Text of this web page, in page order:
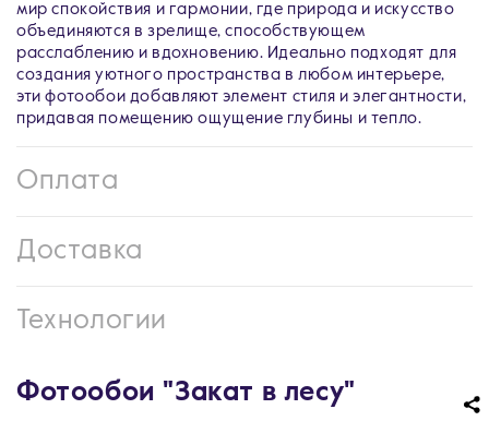
мир спокойствия и гармонии, где природа и искусство
объединяются в зрелище, способствующем
расслаблению и вдохновению. Идеально подходят для
создания уютного пространства в любом интерьере,
эти фотообои добавляют элемент стиля и элегантности,
придавая помещению ощущение глубины и тепло.
Оплата
Доставка
Технологии
Фотообои "Закат в лесу"